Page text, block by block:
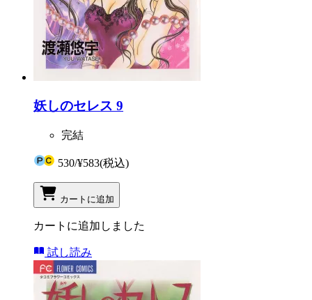
妖しのセレス 9
完結
530/¥583(税込)
カートに追加
カートに追加しました
試し読み